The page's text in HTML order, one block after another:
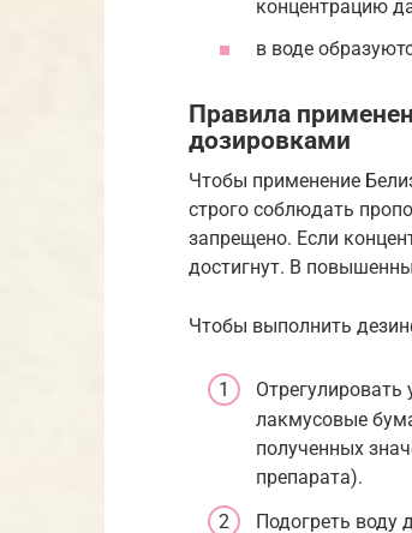
концентрацию
в воде
Правила
дозировками
Чтобы применение
строго соблюдать
запрещено. Если
достигнут. В
Чтобы выполнить
лакмусовые
полученных
препарата).
Подогреть воду